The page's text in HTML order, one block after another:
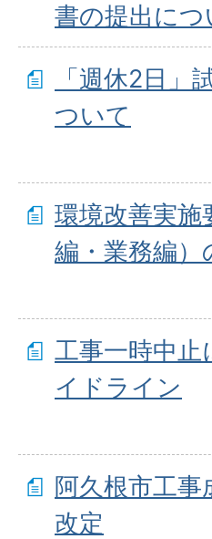
書の提出につ
「週休2日」
ついて
環境改善実施
編・業務編）
工事一時中止
イドライン
阿久根市工事
改定